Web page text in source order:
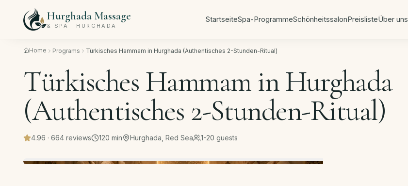
Hurghada Massage
& SPA · HURGHADA
StartseiteSpa-ProgrammeSchönheitssalonPreislisteÜber uns
Home Programs Türkisches Hammam in Hurghada (Authentisches 2-Stunden-Ritual)
Türkisches Hammam in Hurghada
(Authentisches 2-Stunden-Ritual)
4.96 · 664 reviews 120 min Hurghada, Red Sea 1-20 guests